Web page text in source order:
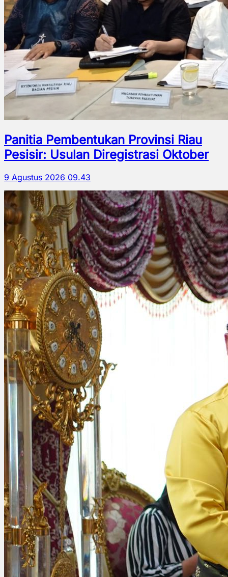
Panitia Pembentukan Provinsi Riau
Pesisir: Usulan Diregistrasi Oktober
9 Agustus 2026 09.43